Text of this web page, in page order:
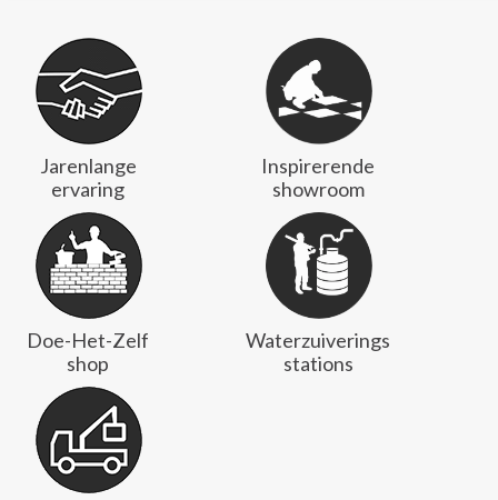
Jarenlange
ervaring
Inspirerende
showroom
Doe-Het-Zelf
shop
Waterzuiverings
stations